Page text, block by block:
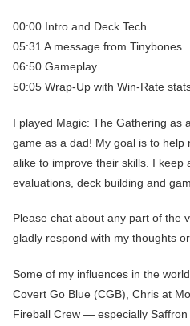
00:00 Intro and Deck Tech
05:31 A message from Tinybones
06:50 Gameplay
50:05 Wrap-Up with Win-Rate
I played Magic: The Gathering as
game as a dad! My goal is to help
alike to improve their skills. I keep
evaluations, deck building and
Please chat about any part of the
gladly respond with my thoughts
Some of my influences in the
Covert Go Blue (CGB), Chris at
Fireball Crew — especially